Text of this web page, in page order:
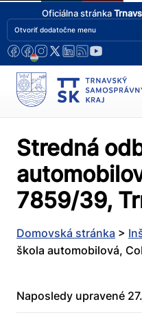
Oficiálna stránka
Otvoriť dodatočne menu
Stredná
7859/39,
Domovská stránka >
škola automobilová,
Naposledy upravené